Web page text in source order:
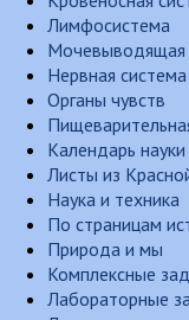
Лимфосистема
Мочевыводящая
Нервная система
Органы чувств
Календарь науки
Листы из
Наука и техника
По страницам
Природа и мы
Комплексные
Лабораторные